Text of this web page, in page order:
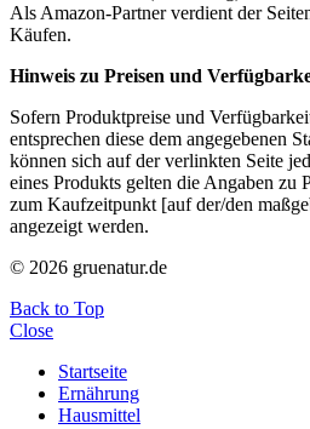
Als Amazon-Partner verdient der
Käufen.
Hinweis zu Preisen und
Sofern Produktpreise und
entsprechen diese dem angegebenen
können sich auf der verlinkten Seite
eines Produkts gelten die Angaben zu
zum Kaufzeitpunkt [auf der/den
angezeigt werden.
© 2026 gruenatur.de
Back to Top
Close
Startseite
Ernährung
Hausmittel